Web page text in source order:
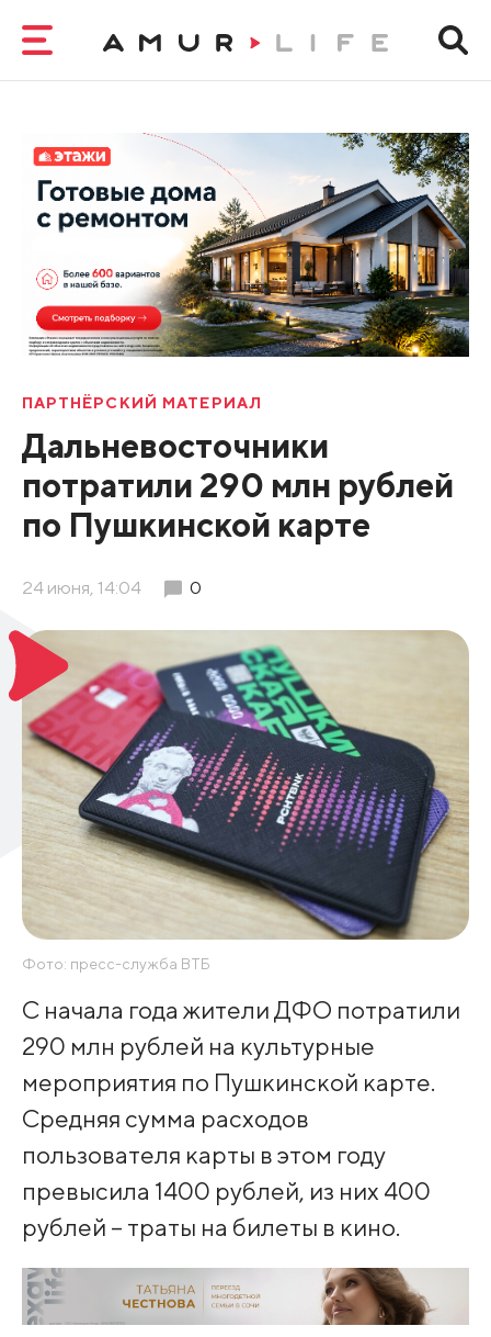
ПАРТНЁРСКИЙ МАТЕРИАЛ
Дальневосточники
потратили 290 млн рублей
по Пушкинской карте
24 июня, 14:04 0
Фото: пресс-служба ВТБ
С начала года жители ДФО потратили
290 млн рублей на культурные
мероприятия по Пушкинской карте.
Средняя сумма расходов
пользователя карты в этом году
превысила 1400 рублей, из них 400
рублей – траты на билеты в кино.